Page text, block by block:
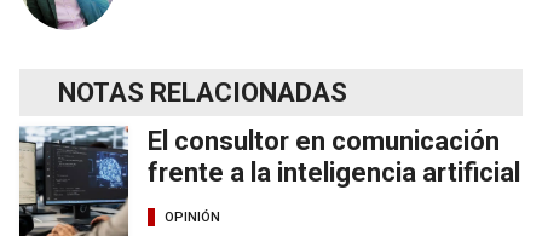
NOTAS RELACIONADAS
El consultor en comunicación
frente a la inteligencia artificial
OPINIÓN